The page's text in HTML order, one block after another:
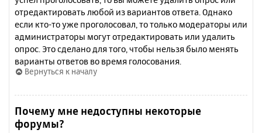
отредактировать любой из вариантов ответа. Однако
если кто-то уже проголосовал, то только модераторы или
администраторы могут отредактировать или удалить
опрос. Это сделано для того, чтобы нельзя было менять
варианты ответов во время голосования.
Вернуться к началу
Почему мне недоступны некоторые
форумы?